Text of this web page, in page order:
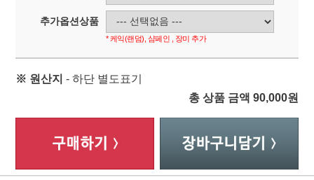
추가옵션상품
* 케익(랜덤), 샴페인 , 장미 추가
※ 원산지 - 하단 별도표기
총 상품 금액 90,000원